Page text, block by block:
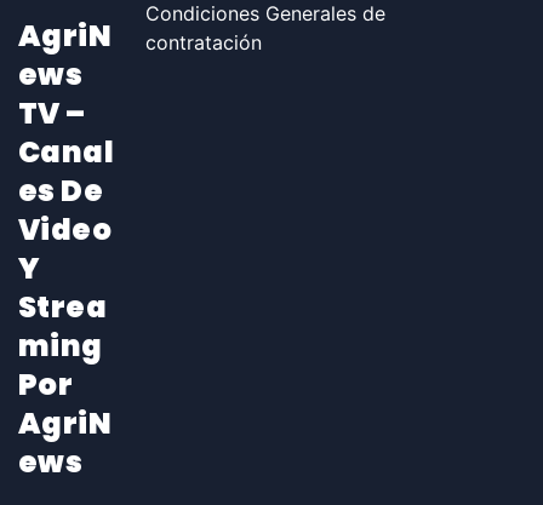
AgriN
Ews
TV –
Canal
Es De
Video
Y
Strea
Ming
Por
AgriN
Ews
Condiciones Generales de
contratación